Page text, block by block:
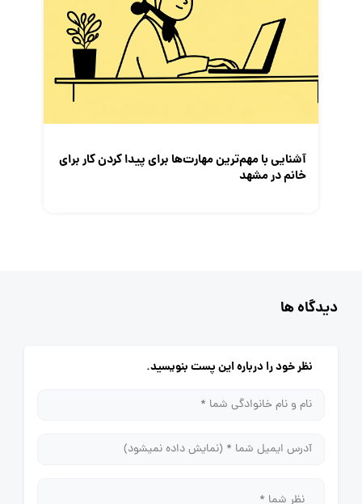
آشنایی با مهم‌ترین مهارت‌ها برای پیدا کردن کار برای
خانم در مشهد
دیدگاه ها
نظر خود را درباره این پست بنویسید.